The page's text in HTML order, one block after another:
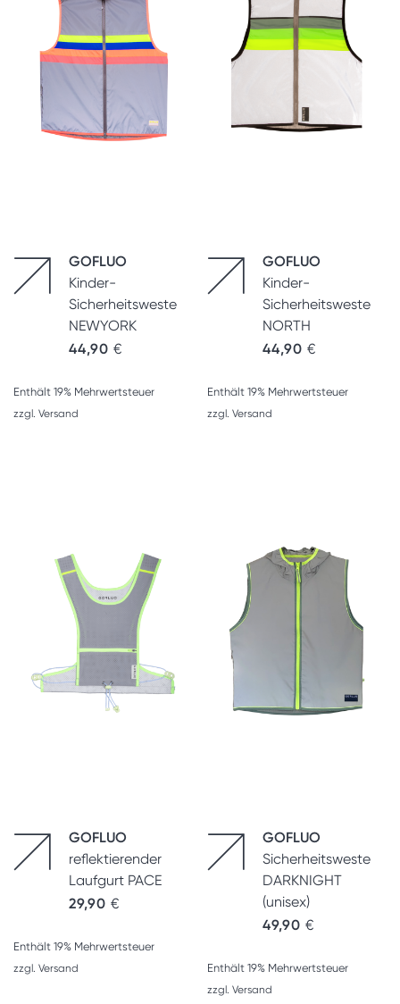
GOFLUO
Kinder-
Sicherheitsweste
NEWYORK
44,90 €
Enthält 19% Mehrwertsteuer
zzgl. Versand
GOFLUO
Kinder-
Sicherheitsweste
NORTH
44,90 €
Enthält 19% Mehrwertsteuer
zzgl. Versand
GOFLUO
reflektierender
Laufgurt PACE
29,90 €
Enthält 19% Mehrwertsteuer
zzgl. Versand
GOFLUO
Sicherheitsweste
DARKNIGHT
(unisex)
49,90 €
Enthält 19% Mehrwertsteuer
zzgl. Versand